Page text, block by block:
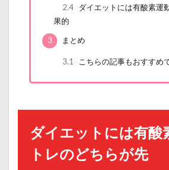
2.4 ダイエットには有酸素運
果的
3
まとめ
3.1 こちらの記事もおすすめ
ダイエットには有酸
トレのどちらが先